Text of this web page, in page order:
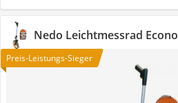
Nedo Leichtmessrad Econo
Preis-Leistungs-Sieger